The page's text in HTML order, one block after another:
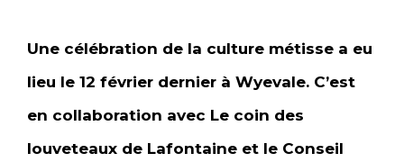
Une célébration de la culture métisse a eu
lieu le 12 février dernier à Wyevale. C’est
en collaboration avec Le coin des
louveteaux de Lafontaine et le Conseil